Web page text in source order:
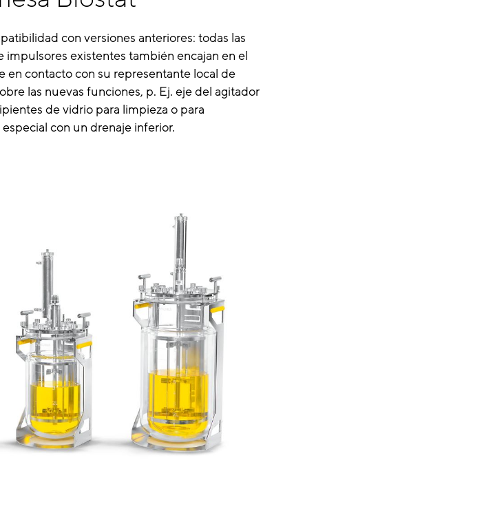
con versiones anteriores: todas las
impulsores existentes también encajan en el
en contacto con su representante local de
las nuevas funciones, p. Ej. eje del agitador
de vidrio para limpieza o para
con un drenaje inferior.